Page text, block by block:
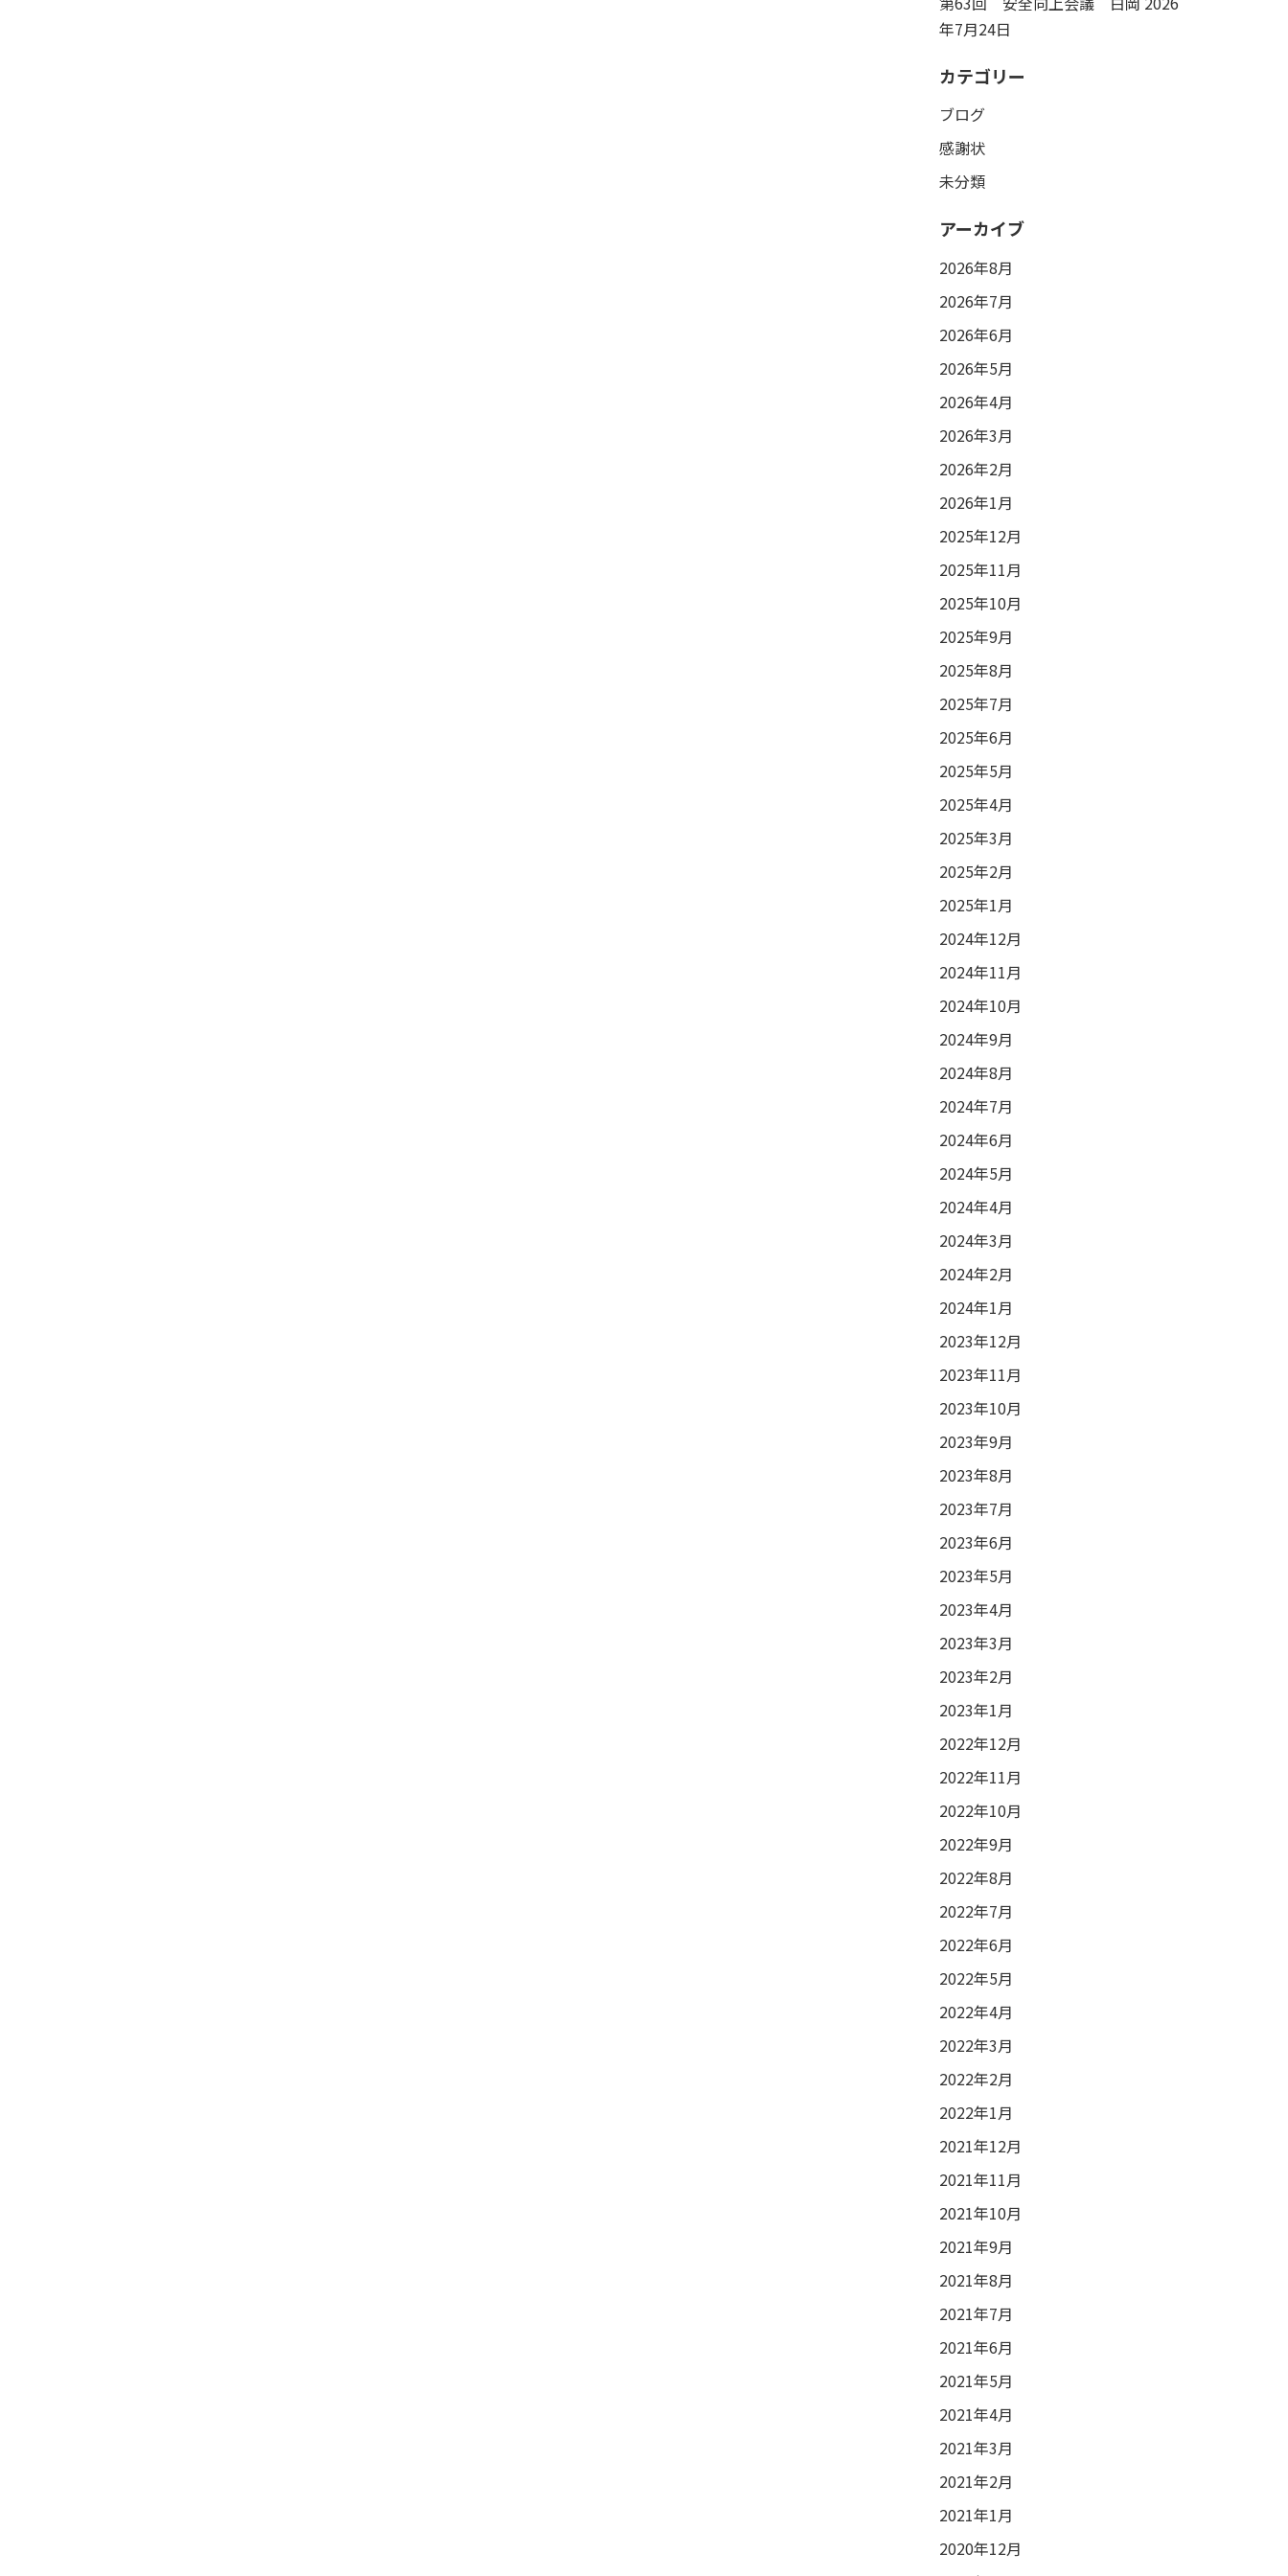
年7月24日
カテゴリー
ブログ
感謝状
未分類
アーカイブ
2026年8月
2026年7月
2026年6月
2026年5月
2026年4月
2026年3月
2026年2月
2026年1月
2025年12月
2025年11月
2025年10月
2025年9月
2025年8月
2025年7月
2025年6月
2025年5月
2025年4月
2025年3月
2025年2月
2025年1月
2024年12月
2024年11月
2024年10月
2024年9月
2024年8月
2024年7月
2024年6月
2024年5月
2024年4月
2024年3月
2024年2月
2024年1月
2023年12月
2023年11月
2023年10月
2023年9月
2023年8月
2023年7月
2023年6月
2023年5月
2023年4月
2023年3月
2023年2月
2023年1月
2022年12月
2022年11月
2022年10月
2022年9月
2022年8月
2022年7月
2022年6月
2022年5月
2022年4月
2022年3月
2022年2月
2022年1月
2021年12月
2021年11月
2021年10月
2021年9月
2021年8月
2021年7月
2021年6月
2021年5月
2021年4月
2021年3月
2021年2月
2021年1月
2020年12月